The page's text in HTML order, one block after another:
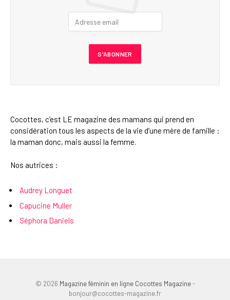
Cocottes, c’est LE magazine des mamans qui prend en
considération tous les aspects de la vie d’une mère de famille :
la maman donc, mais aussi la femme.
Nos autrices :
Audrey Longuet
Capucine Muller
Séphora Daniels
© 2026 Magazine féminin en ligne Cocottes Magazine-
bonjour@cocottes-magazine.fr